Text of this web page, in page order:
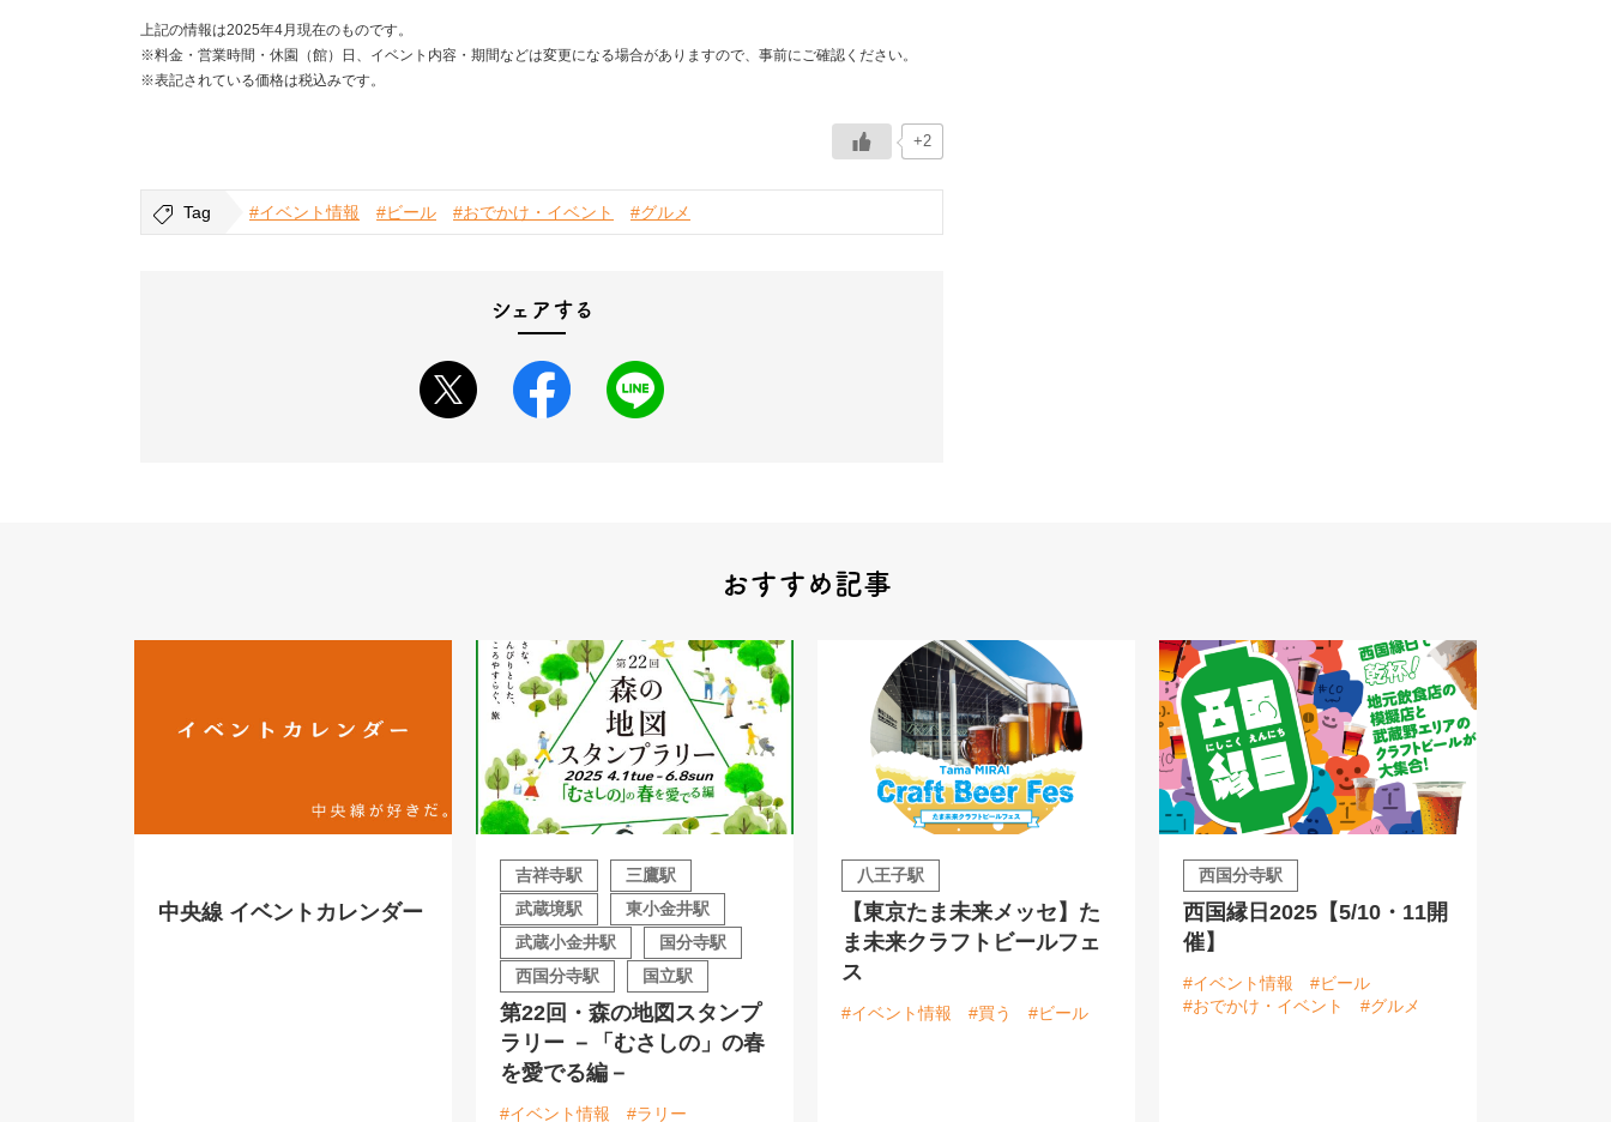
上記の情報は2025年4月現在のものです。
※料金・営業時間・休園（館）日、イベント内容・期間などは変更になる場合がありますので、事前にご確認ください。
※表記されている価格は税込みです。
+2
Tag #イベント情報 #ビール #おでかけ・イベント #グルメ
シェアする
おすすめ記事
中央線 イベントカレンダー
吉祥寺駅
三鷹駅
武蔵境駅
東小金井駅
武蔵小金井駅
国分寺駅
西国分寺駅
国立駅
第22回・森の地図スタンプ
ラリー －「むさしの」の春
を愛でる編－
#イベント情報 #ラリー
八王子駅
【東京たま未来メッセ】た
ま未来クラフトビールフェ
ス
#イベント情報 #買う #ビール
西国分寺駅
西国縁日2025【5/10・11開
催】
#イベント情報
#ビール
#おでかけ・イベント
#グルメ